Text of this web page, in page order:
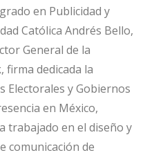
en Publicidad y
Católica Andrés Bello,
General de la
firma dedicada la
Electorales y Gobiernos
en México,
trabajado en el diseño y
comunicación de